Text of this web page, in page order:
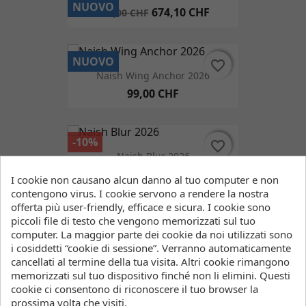
749,00 CHF 674,10 CHF
NUOVO
Naish Wing Anchor 2026
99,00 CHF
NUOVO favorite_border
favorite_border
Naish Blur 2026
1.699,00 CHF
1.529,10 CHF
-10%
favorite_border
favorite_border
Naish Chimera 2026
1.299,00 CHF 1.169,10 CHF
-10%
NUOVO
favorite_border
favorite_border
I cookie non causano alcun danno al tuo computer e non
contengono virus. I cookie servono a rendere la nostra
offerta più user-friendly, efficace e sicura. I cookie sono
piccoli file di testo che vengono memorizzati sul tuo
computer. La maggior parte dei cookie da noi utilizzati sono
i cosiddetti “cookie di sessione”. Verranno automaticamente
cancellati al termine della tua visita. Altri cookie rimangono
memorizzati sul tuo dispositivo finché non li elimini. Questi
cookie ci consentono di riconoscere il tuo browser la
prossima volta che visiti.
FILTRO